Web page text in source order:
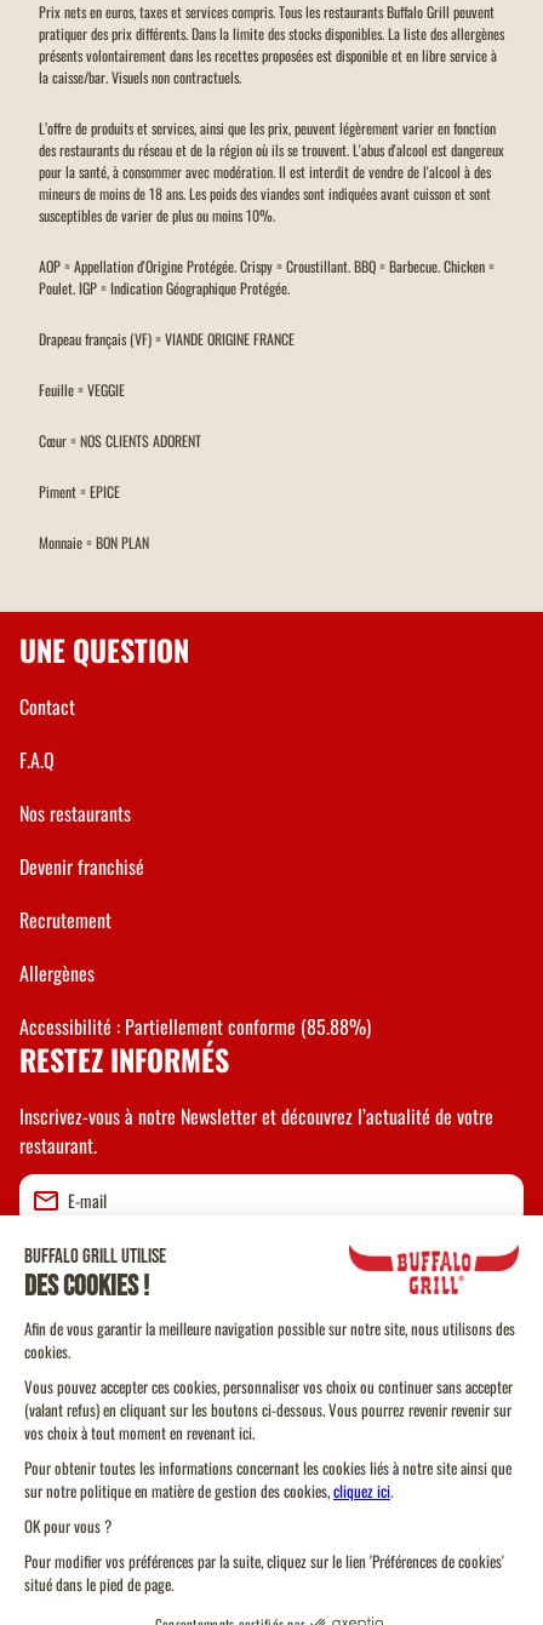
Prix nets en euros, taxes et services compris. Tous les restaurants Buffalo Grill peuvent
pratiquer des prix différents. Dans la limite des stocks disponibles. La liste des allergènes
présents volontairement dans les recettes proposées est disponible et en libre service à
la caisse/bar. Visuels non contractuels.
L’offre de produits et services, ainsi que les prix, peuvent légèrement varier en fonction
des restaurants du réseau et de la région où ils se trouvent. L'abus d'alcool est dangereux
pour la santé, à consommer avec modération. Il est interdit de vendre de l'alcool à des
mineurs de moins de 18 ans. Les poids des viandes sont indiquées avant cuisson et sont
susceptibles de varier de plus ou moins 10%.
AOP = Appellation d'Origine Protégée. Crispy = Croustillant. BBQ = Barbecue. Chicken =
Poulet. IGP = Indication Géographique Protégée.
Drapeau français (VF) = VIANDE ORIGINE FRANCE
Feuille = VEGGIE
Cœur = NOS CLIENTS ADORENT
Piment = EPICE
Monnaie = BON PLAN
Toujours un
UNE QUESTION
Contact
F.A.Q
Nos restaurants
Devenir franchisé
Recrutement
Allergènes
Accessibilité : Partiellement conforme (85.88%)
RESTEZ INFORMÉS
Inscrivez-vous à notre Newsletter et découvrez l’actualité de votre
restaurant.
Valider
CGU
CGV Vente à emporter
CGU Programme de Fidélité
Politique Cookies
Protection des données personnelles
Plan du site
Toujours un